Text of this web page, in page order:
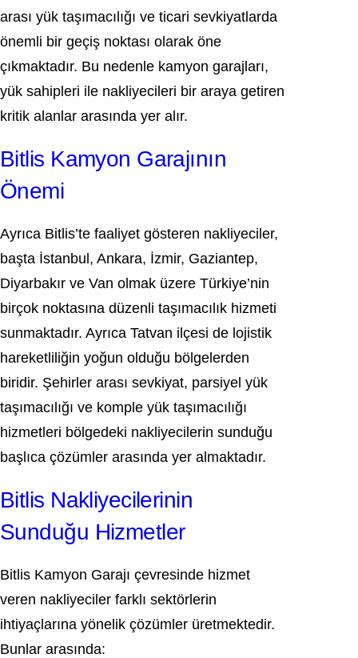
arası yük taşımacılığı ve ticari sevkiyatlarda
önemli bir geçiş noktası olarak öne
çıkmaktadır. Bu nedenle kamyon garajları,
yük sahipleri ile nakliyecileri bir araya getiren
kritik alanlar arasında yer alır.
Bitlis Kamyon Garajının
Önemi
Ayrıca Bitlis’te faaliyet gösteren nakliyeciler,
başta İstanbul, Ankara, İzmir, Gaziantep,
Diyarbakır ve Van olmak üzere Türkiye’nin
birçok noktasına düzenli taşımacılık hizmeti
sunmaktadır. Ayrıca Tatvan ilçesi de lojistik
hareketliliğin yoğun olduğu bölgelerden
biridir. Şehirler arası sevkiyat, parsiyel yük
taşımacılığı ve komple yük taşımacılığı
hizmetleri bölgedeki nakliyecilerin sunduğu
başlıca çözümler arasında yer almaktadır.
Bitlis Nakliyecilerinin
Sunduğu Hizmetler
Bitlis Kamyon Garajı çevresinde hizmet
veren nakliyeciler farklı sektörlerin
ihtiyaçlarına yönelik çözümler üretmektedir.
Bunlar arasında: